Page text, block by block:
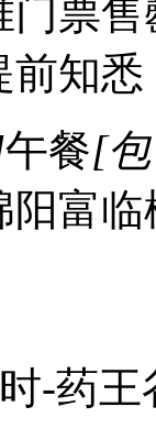
票
前知悉
午餐[
富
-药